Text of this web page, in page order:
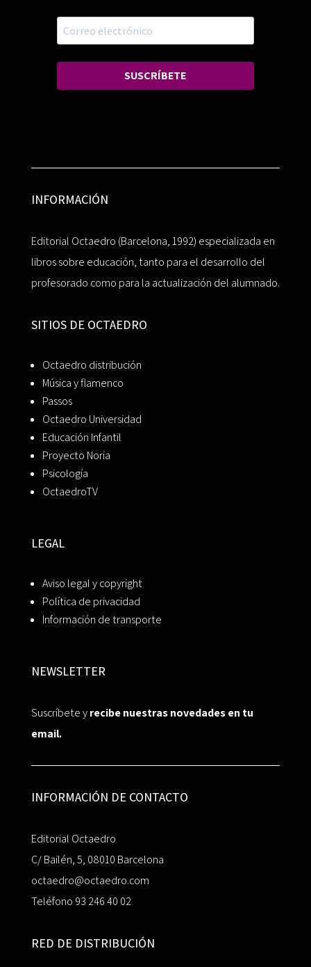
SUSCRÍBETE
INFORMACIÓN
Editorial Octaedro (Barcelona, 1992) especializada en
libros sobre educación, tanto para el desarrollo del
profesorado como para la actualización del alumnado.
SITIOS DE OCTAEDRO
Octaedro distribución
Música y flamenco
Passos
Octaedro Universidad
Educación Infantil
Proyecto Noria
Psicología
OctaedroTV
LEGAL
Aviso legal y copyright
Política de privacidad
Información de transporte
NEWSLETTER
Suscríbete yrecibe nuestras novedades en tu
email.
INFORMACIÓN DE CONTACTO
Editorial Octaedro
C/ Bailén, 5, 08010 Barcelona
octaedro@octaedro.com
Teléfono 93 246 40 02
RED DE DISTRIBUCIÓN